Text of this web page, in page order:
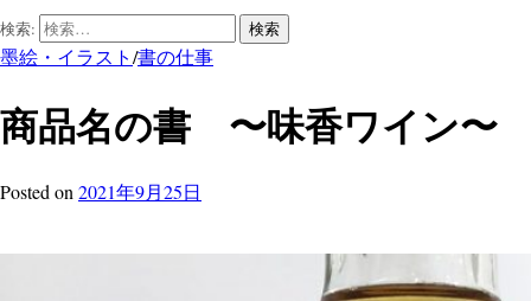
検索:
墨絵・イラスト/書の仕事
商品名の書 〜味香ワイン〜
Posted on 2021年9月25日